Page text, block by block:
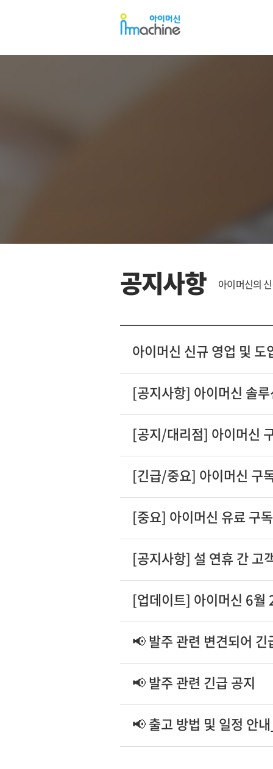
아
이
이
공지사항 아이머신의
아이머신 신규 영업 및 도
[공지사항] 아이머신 솔
[공지/대리점] 아이머신
[긴급/중요] 아이머신 구
[중요] 아이머신 유료 구
[공지사항] 설 연휴 간 고
[업데이트] 아이머신 6월
📢 발주 관련 변견되어
📢 발주 관련 긴급 공지
📢 출고 방법 및 일정 안